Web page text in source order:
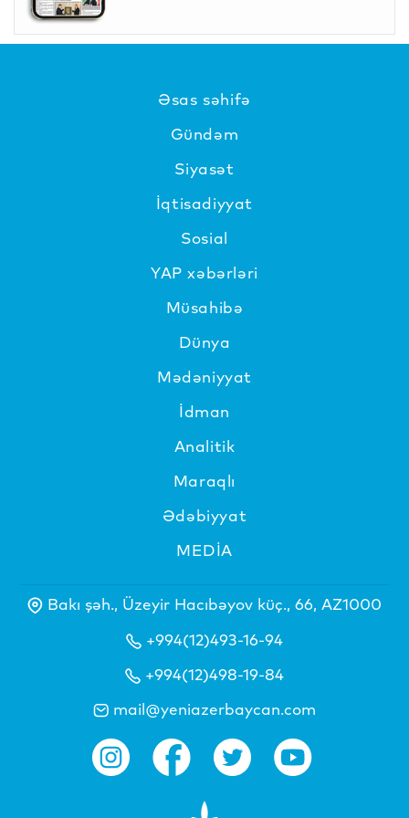
Əsas səhifə
Gündəm
Siyasət
İqtisadiyyat
Sosial
YAP xəbərləri
Müsahibə
Dünya
Mədəniyyat
İdman
Analitik
Maraqlı
Ədəbiyyat
MEDİA
Bakı şəh., Üzeyir Hacıbəyov küç., 66, AZ1000
+994(12)493-16-94
+994(12)498-19-84
mail@yeniazerbaycan.com